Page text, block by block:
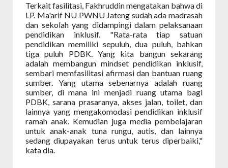
Terkait fasilitasi, Fakhruddin mengatakan bahwa di
LP. Ma'arif NU PWNU Jateng sudah ada madrasah
dan sekolah yang didampingi dalam pelaksanaan
pendidikan inklusif. "Rata-rata tiap satuan
pendidikan memiliki sepuluh, dua puluh, bahkan
tiga puluh PDBK. Yang kita bangun sekarang
adalah membangun mindset pendidikan inklusif,
sembari memfasilitasi afirmasi dan bantuan ruang
sumber. Yang utama sebenarnya adalah ruang
sumber, di mana ini menjadi ruang utama bagi
PDBK, sarana prasaranya, akses jalan, toilet, dan
lainnya yang mengakomodasi pendidikan inklusif
ramah anak. Kemudian juga media pembelajaran
untuk anak-anak tuna rungu, autis, dan lainnya
sedang diupayakan terus untuk terus diperbaiki,"
kata dia.